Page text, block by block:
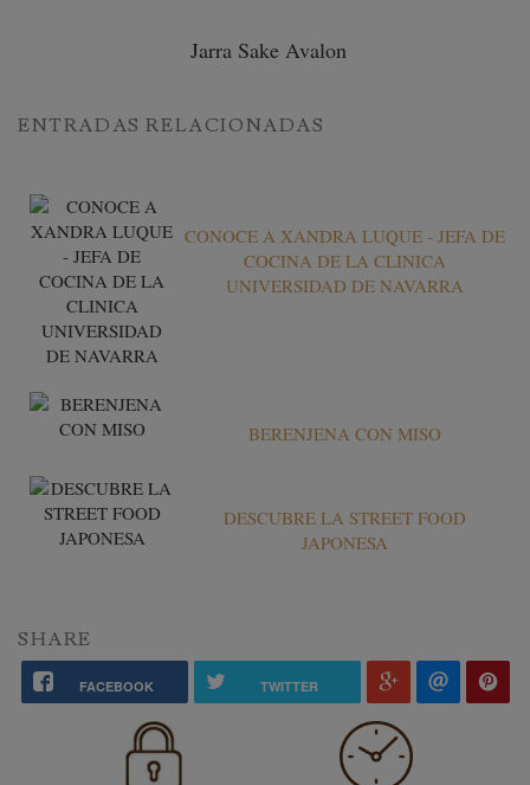
Jarra Sake Avalon
ENTRADAS RELACIONADAS
CONOCE A XANDRA LUQUE - JEFA DE
COCINA DE LA CLINICA
UNIVERSIDAD DE NAVARRA
BERENJENA CON MISO
DESCUBRE LA STREET FOOD
JAPONESA
SHARE
FACEBOOK TWITTER